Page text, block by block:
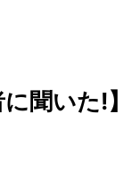
に聞いた!